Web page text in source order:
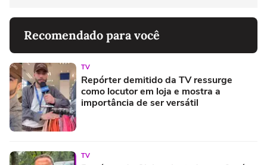
Recomendado para você
TV
Repórter demitido da TV ressurge
como locutor em loja e mostra a
importância de ser versátil
TV